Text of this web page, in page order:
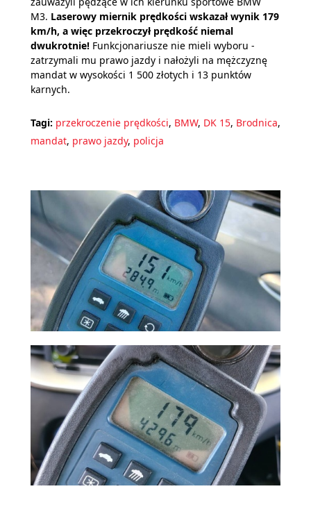
M3. Laserowy miernik prędkości wskazał wynik 179
km/h, a więc przekroczył prędkość niemal
dwukrotnie! Funkcjonariusze nie mieli wyboru -
zatrzymali mu prawo jazdy i nałożyli na mężczyznę
mandat w wysokości 1 500 złotych i 13 punktów
karnych.
Tagi: przekroczenie prędkości, BMW, DK 15, Brodnica,
mandat, prawo jazdy, policja